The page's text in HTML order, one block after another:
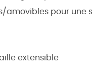
amovibles pour une
extensible